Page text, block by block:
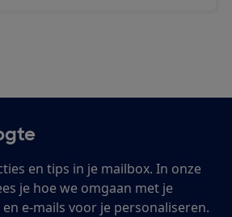
en tips in je mailbox. In onze
je hoe we omgaan met je
e-mails voor je personaliseren.